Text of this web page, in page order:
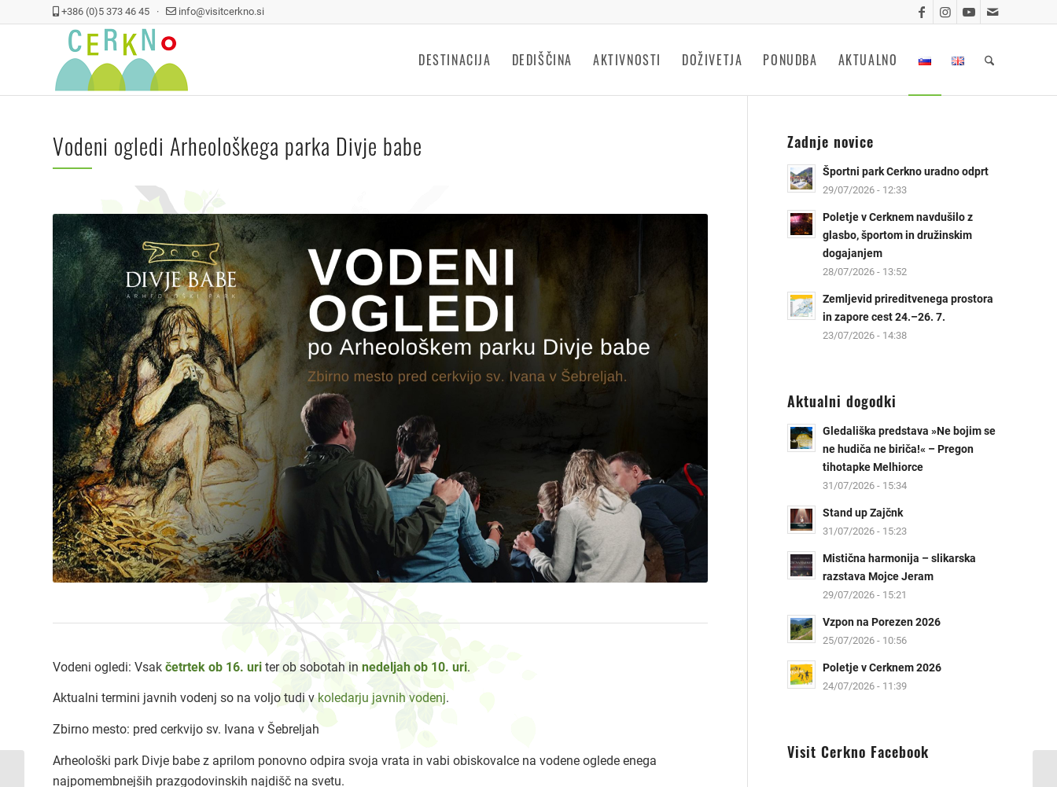
+386 (0)5 373 46 45 · info@visitcerkno.si
DESTINACIJA DEDIŠČINA AKTIVNOSTI DOŽIVETJA PONUDBA AKTUALNO
Vodeni ogledi Arheološkega parka Divje babe
Vodeni ogledi: Vsak četrtek ob 16. uri ter ob sobotah in nedeljah ob 10. uri.
Aktualni termini javnih vodenj so na voljo tudi vkoledarju javnih vodenj.
Zbirno mesto: pred cerkvijo sv. Ivana v Šebreljah
Arheološki park Divje babe z aprilom ponovno odpira svoja vrata in vabi obiskovalce na vodene oglede enega
najpomembnejših prazgodovinskih najdišč na svetu.
Zadnje novice
Športni park Cerkno uradno odprt
29/07/2026 - 12:33
Poletje v Cerknem navdušilo z
glasbo, športom in družinskim
dogajanjem
28/07/2026 - 13:52
Zemljevid prireditvenega prostora
in zapore cest 24.–26. 7.
23/07/2026 - 14:38
Aktualni dogodki
Gledališka predstava »Ne bojim se
ne hudiča ne biriča!« – Pregon
tihotapke Melhiorce
31/07/2026 - 15:34
Stand up Zajčnk
31/07/2026 - 15:23
Mistična harmonija – slikarska
razstava Mojce Jeram
29/07/2026 - 15:21
Vzpon na Porezen 2026
25/07/2026 - 10:56
Poletje v Cerknem 2026
24/07/2026 - 11:39
Visit Cerkno Facebook
Dan odprtih vrat: